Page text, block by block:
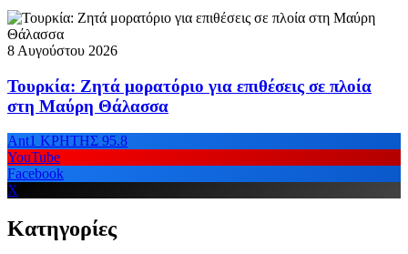
8 Αυγούστου 2026
Τουρκία: Ζητά μορατόριο για επιθέσεις σε πλοία
στη Μαύρη Θάλασσα
Ant1 ΚΡΗΤΗΣ 95.8
YouTube
Facebook
X
Κατηγορίες